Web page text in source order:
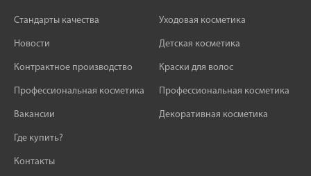
Стандарты качества
Новости
Контрактное производство
Профессиональная косметика
Вакансии
Где купить?
Контакты
Уходовая косметика
Детская косметика
Краски для волос
Профессиональная косметика
Декоративная косметика